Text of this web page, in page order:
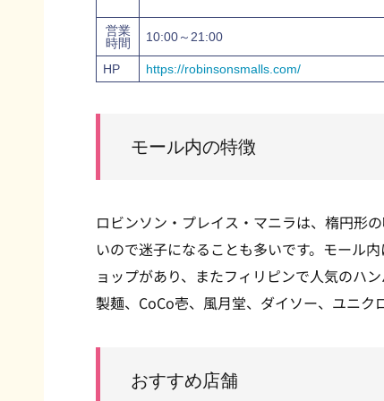
営業
時間
10:00～21:00
HP https://robinsonsmalls.com/
モール内の特徴
ロビンソン・プレイス・マニラは、楕円形
いので迷子になることも多いです。モール
ョップがあり、またフィリピンで人気のハ
製麺、CoCo壱、風月堂、ダイソー、ユニク
おすすめ店舗